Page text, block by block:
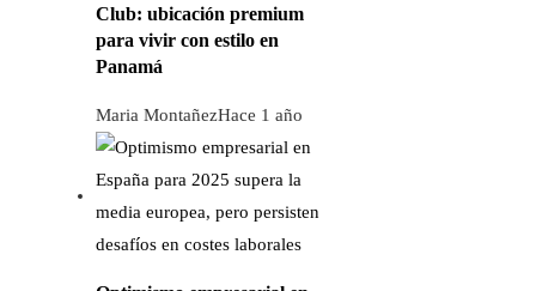
Club: ubicación premium
para vivir con estilo en
Panamá
Maria MontañezHace 1 año